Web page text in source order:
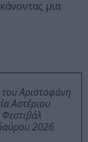
μια
Αριστοφάνη
Αστέριου
2026